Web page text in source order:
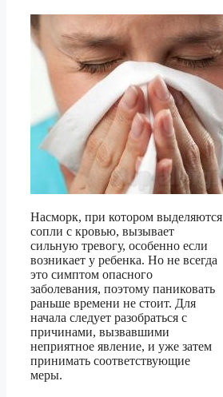
Насморк, при котором выделяются
сопли с кровью, вызывает
сильную тревогу, особенно если
возникает у ребенка. Но не всегда
это симптом опасного
заболевания, поэтому паниковать
раньше времени не стоит. Для
начала следует разобраться с
причинами, вызвавшими
неприятное явление, и уже затем
принимать соответствующие
меры.